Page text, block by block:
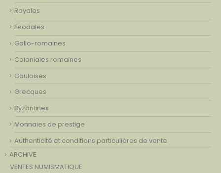
Royales
Feodales
Gallo-romaines
Coloniales romaines
Gauloises
Grecques
Byzantines
Monnaies de prestige
Authenticité et conditions particulières de vente
ARCHIVE
VENTES NUMISMATIQUE